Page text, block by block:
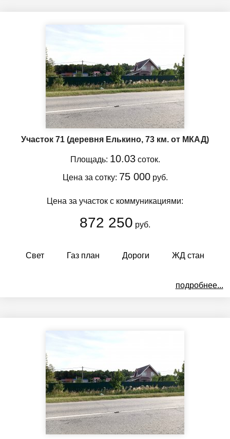
Участок 71 (деревня Елькино, 73 км. от МКАД)
Площадь: 10.03соток.
Цена за сотку: 75 000руб.
Цена за участок с коммуникациями:
872 250 руб.
Свет Газ план Дороги ЖД стан
подробнее...